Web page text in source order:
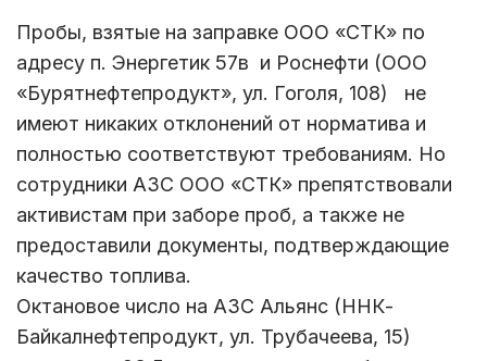
Пробы, взятые на заправке ООО «СТК» по
адресу п. Энергетик 57в и Роснефти (ООО
«Бурятнефтепродукт», ул. Гоголя, 108) не
имеют никаких отклонений от норматива и
полностью соответствуют требованиям. Но
сотрудники АЗС ООО «СТК» препятствовали
активистам при заборе проб, а также не
предоставили документы, подтверждающие
качество топлива.
Октановое число на АЗС Альянс (ННК-
Байкалнефтепродукт, ул. Трубачеева, 15)